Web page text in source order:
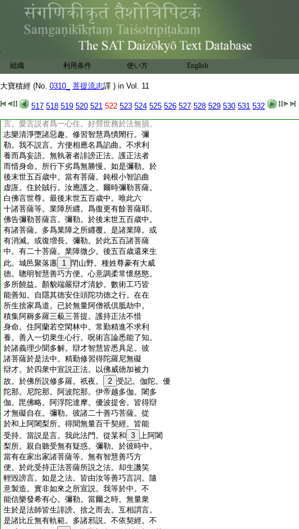
組織 利用条件 使い方 English
大寶積經 (No. 0310_ 菩提流志譯 ) in Vol. 11
517 518 519 520 521 522 523 524 525 526 527 528 529 530 531 532
善説法。與俗交雜。能於僧衆離諸過失。彌
勒。我不説言。簡勝福田爲施不望報。求 4
恩
報者爲善攝諸事。求恭敬利養爲志樂清淨。
多妄計者以爲出家。彌勒。我不説言。分別
彼我名樂持戒。不尊敬者名爲聽法。樂著世
典呪詛言論。以爲
5
受法。彌勒。我不説言。於
諸空性無勝解者。能出離生死。多執著者爲
離諸行。彌勒。我不説言。於菩提分住有所
得。名爲證智。彌勒。我不説言。無勢力者忍
辱成就。無嬈觸者被忍辱甲。少煩惱者名律
言。愛言説者爲一心住。好營世務於法無損。
志樂清淨墮諸惡趣。修習智慧爲憒閙行。彌
勒。我不説言。方便相應名爲諂曲。不求利
養而爲妄語。無執著者誹謗正法。護正法者
而惜身命。所行下劣爲無勝慢。如是彌勒。於
後末世五百歳中。當有菩薩。鈍根小智諂曲
虚誑。住於賊行。汝應護之。爾時彌勒菩薩。
白佛言世尊。最後末世五百歳中。唯此六
十諸菩薩等。業障所纒。爲復更有餘菩薩耶。
佛告彌勒菩薩言。彌勒。於後末世五百歳中。
有諸菩薩。多爲業障之所纒覆。是諸業障。或
有消滅。或復増長。彌勒。於此五百諸菩薩
中。有二十菩薩。業障微少。後五百歳還來生
此。城邑聚落廛 1 閈山野。種姓尊豪有大威
徳。聰明智慧善巧方便。心意調柔常懷慈愍。
多所饒益。顏貌端嚴辯才清妙。數術工巧皆
能善知。自隱其徳安住頭陀功徳之行。在在
所生捨家爲道。已於無量阿僧祇倶胝劫中。
積集阿耨多羅三藐三菩提。護持正法不惜
身命。住阿蘭若空閑林中。常勤精進不求利
養。善入一切衆生心行。呪術言論悉能了知。
於諸義理少聞多解。辯才智慧皆悉具足。彼
諸菩薩於是法中。精勤修習得陀羅尼無礙
辯才。於四衆中宣説正法。以佛威徳加被力
故。於佛所説修多羅。祇夜。
2 受記。伽陀。優
陀那。尼陀那。阿波陀那。伊帝越多伽。闍多
伽。毘佛略。阿浮陀達摩。優波提舍。皆得辯
才無礙自在。彌勒。彼諸二十善巧菩薩。從
於和上阿闍梨所。得聞無量百千契經。皆能
受持。當説是言。我此法門。從某和 3 上阿闍
梨所。親自聽受無有疑惑。彌勒。於彼時中。
當有在家出家諸菩薩等。無有智慧善巧方
便。於此受持正法菩薩所説之法。却生譏笑
輕毀謗言。如是之法。皆由汝等善巧言詞。隨
意製造。實非如來之所宣説。我等於中。不
能信樂發希有心。彌勒。當爾之時。無量衆
生於是法師皆生誹謗。捨之而去。互相謂言。
是諸比丘無有軌範。多諸邪説。不依契經。不